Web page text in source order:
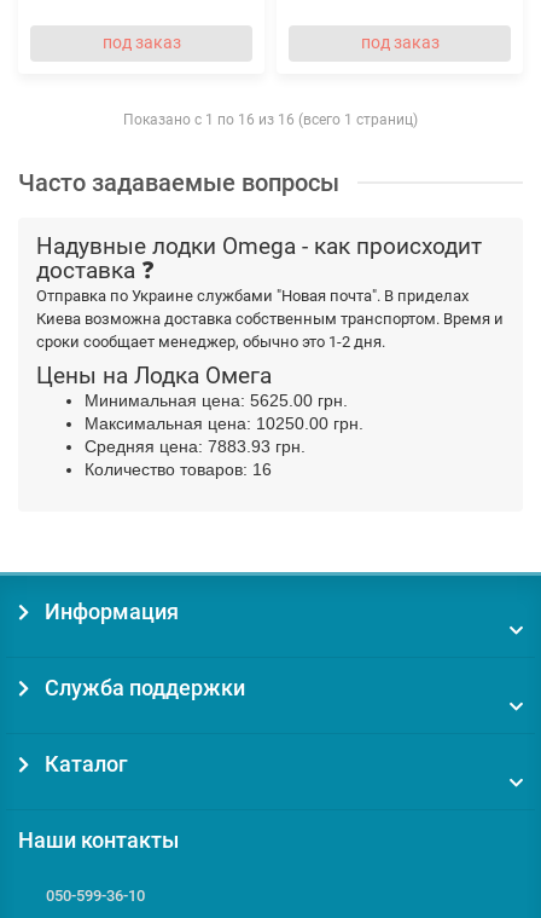
под заказ под заказ
Показано с 1 по 16 из 16 (всего 1 страниц)
Часто задаваемые вопросы
Надувные лодки Omega - как происходит
доставка ❓
Отправка по Украине службами "Новая почта". В приделах
Киева возможна доставка собственным транспортом. Время и
сроки сообщает менеджер, обычно это 1-2 дня.
Цены на Лодка Омега
Минимальная цена: 5625.00 грн.
Максимальная цена: 10250.00 грн.
Средняя цена: 7883.93 грн.
Количество товаров: 16
Информация
Служба поддержки
Каталог
Наши контакты
050-599-36-10